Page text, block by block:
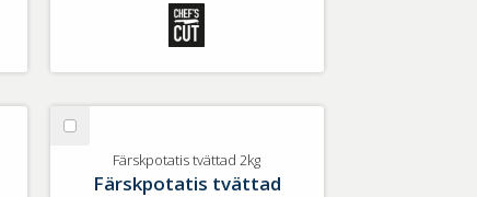
Välj
Färskpotatis
tvättad
Färskpotatis tvättad 2kg
Färskpotatis tvättad